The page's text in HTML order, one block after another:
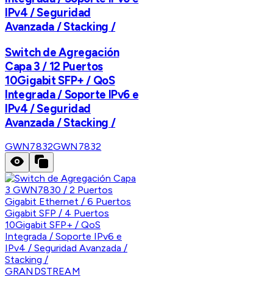
IPv4 / Seguridad
Avanzada / Stacking /
Switch de Agregación
Capa 3 / 12 Puertos
10Gigabit SFP+ / QoS
Integrada / Soporte IPv6 e
IPv4 / Seguridad
Avanzada / Stacking /
GWN7832GWN7832
GRANDSTREAM